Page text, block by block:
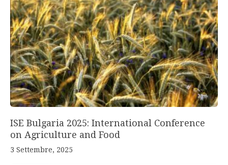
ISE Bulgaria 2025: International Conference
on Agriculture and Food
3 Settembre, 2025